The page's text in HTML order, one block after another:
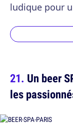
ludique pour
Un beer
les